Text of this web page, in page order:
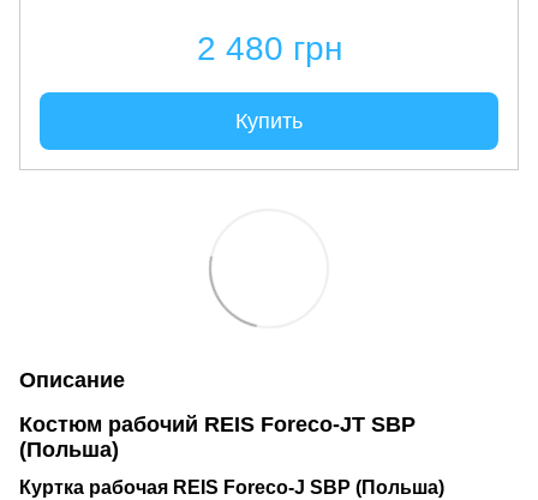
2 480 грн
Купить
Описание
Костюм рабочий REIS Foreco-JT SBP
(Польша)
Куртка рабочая REIS Foreco-J SBP (Польша)